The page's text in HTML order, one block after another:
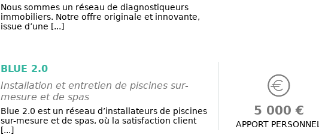
Nous sommes un réseau de diagnostiqueurs
immobiliers. Notre offre originale et innovante,
issue d’une [...]
BLUE 2.0
Installation et entretien de piscines sur-
mesure et de spas
Blue 2.0 est un réseau d’installateurs de piscines
sur-mesure et de spas, où la satisfaction client
[...]
5 000 €
APPORT PERSONNEL